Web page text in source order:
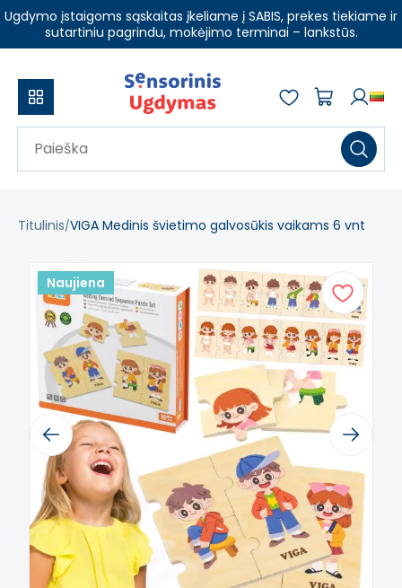
Ugdymo įstaigoms sąskaitas įkeliame į SABIS, prekes tiekiame ir
sutartiniu pagrindu, mokėjimo terminai – lankstūs.
Titulinis VIGA Medinis švietimo galvosūkis vaikams 6 vnt
Naujiena
Previous Next